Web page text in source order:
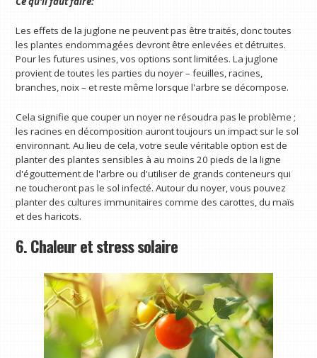
Les effets de la juglone ne peuvent pas être traités, donc toutes
les plantes endommagées devront être enlevées et détruites.
Pour les futures usines, vos options sont limitées. La juglone
provient de toutes les parties du noyer – feuilles, racines,
branches, noix – et reste même lorsque l'arbre se décompose.
Cela signifie que couper un noyer ne résoudra pas le problème ;
les racines en décomposition auront toujours un impact sur le sol
environnant. Au lieu de cela, votre seule véritable option est de
planter des plantes sensibles à au moins 20 pieds de la ligne
d'égouttement de l'arbre ou d'utiliser de grands conteneurs qui
ne toucheront pas le sol infecté. Autour du noyer, vous pouvez
planter des cultures immunitaires comme des carottes, du maïs
et des haricots.
6. Chaleur et stress solaire